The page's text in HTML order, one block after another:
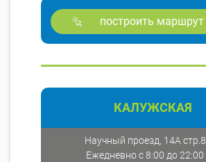
построить маршрут
КАЛУЖСКАЯ
Научный проезд, 14А стр.8
Ежедневно с 8:00 до 22:00